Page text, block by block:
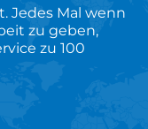
Jedes Mal wenn
zu geben,
zu 100